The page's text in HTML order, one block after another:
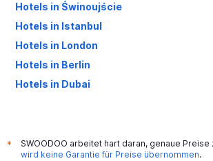
Hotels in Świnoujście
Hotels in Istanbul
Hotels in London
Hotels in Berlin
Hotels in Dubai
*
SWOODOO arbeitet hart daran, genaue
wird keine Garantie für Preise übernommen.